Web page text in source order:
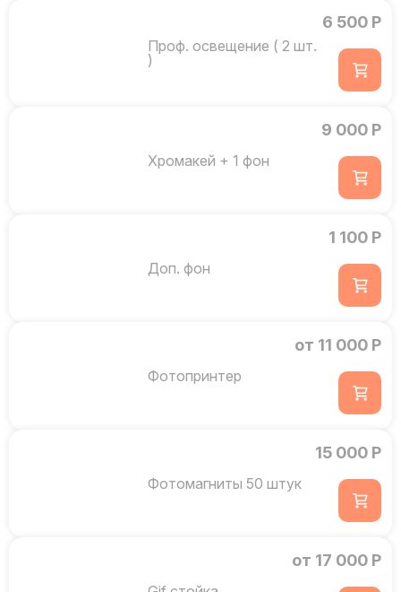
Проф. освещение ( 2 шт.
)
6 500 Р
Хромакей + 1 фон
9 000 Р
Доп. фон
1 100 Р
Фотопринтер
от 11 000 Р
Фотомагниты 50 штук
15 000 Р
от 17 000 Р